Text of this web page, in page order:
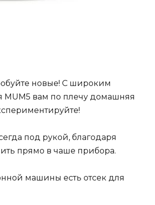
новые! С широким
MUM5 вам по плечу домашняя
под рукой, благодаря
прямо в чаше прибора.
машины есть отсек для